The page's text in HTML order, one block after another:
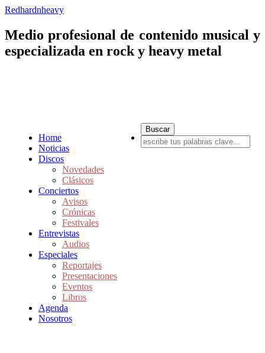
Redhardnheavy
Medio profesional de contenido musical y
especializada en rock y heavy metal
Home
Noticias
Discos
Novedades
Clásicos
Conciertos
Avisos
Crónicas
Festivales
Entrevistas
Audios
Especiales
Reportajes
Presentaciones
Eventos
Libros
Agenda
Nosotros